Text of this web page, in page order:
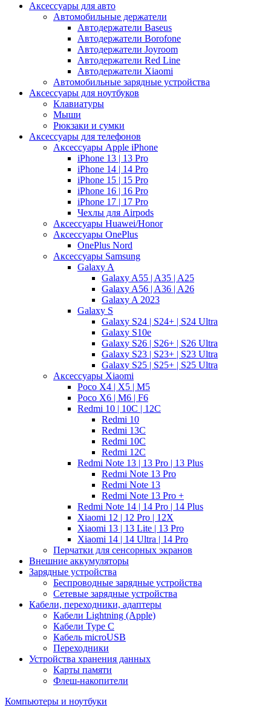
Аксессуары для авто
Автомобильные держатели
Автодержатели Baseus
Автодержатели Borofone
Автодержатели Joyroom
Автодержатели Red Line
Автодержатели Xiaomi
Автомобильные зарядные устройства
Аксессуары для ноутбуков
Клавиатуры
Мыши
Рюкзаки и сумки
Аксессуары для телефонов
Аксессуары Apple iPhone
iPhone 13 | 13 Pro
iPhone 14 | 14 Pro
iPhone 15 | 15 Pro
iPhone 16 | 16 Pro
iPhone 17 | 17 Pro
Чехлы для Airpods
Аксессуары Huawei/Honor
Аксессуары OnePlus
OnePlus Nord
Аксессуары Samsung
Galaxy A
Galaxy A55 | A35 | A25
Galaxy A56 | A36 | A26
Galaxy A 2023
Galaxy S
Galaxy S24 | S24+ | S24 Ultra
Galaxy S10e
Galaxy S26 | S26+ | S26 Ultra
Galaxy S23 | S23+ | S23 Ultra
Galaxy S25 | S25+ | S25 Ultra
Аксессуары Xiaomi
Poco X4 | X5 | M5
Poco X6 | M6 | F6
Redmi 10 | 10C | 12C
Redmi 10
Redmi 13C
Redmi 10C
Redmi 12C
Redmi Note 13 | 13 Pro | 13 Plus
Redmi Note 13 Pro
Redmi Note 13
Redmi Note 13 Pro +
Redmi Note 14 | 14 Pro | 14 Plus
Xiaomi 12 | 12 Pro | 12X
Xiaomi 13 | 13 Lite | 13 Pro
Xiaomi 14 | 14 Ultra | 14 Pro
Перчатки для сенсорных экранов
Внешние аккумуляторы
Зарядные устройства
Беспроводные зарядные устройства
Сетевые зарядные устройства
Кабели, переходники, адаптеры
Кабели Lightning (Apple)
Кабели Type C
Кабель microUSB
Переходники
Устройства хранения данных
Карты памяти
Флеш-накопители
Компьютеры и ноутбуки